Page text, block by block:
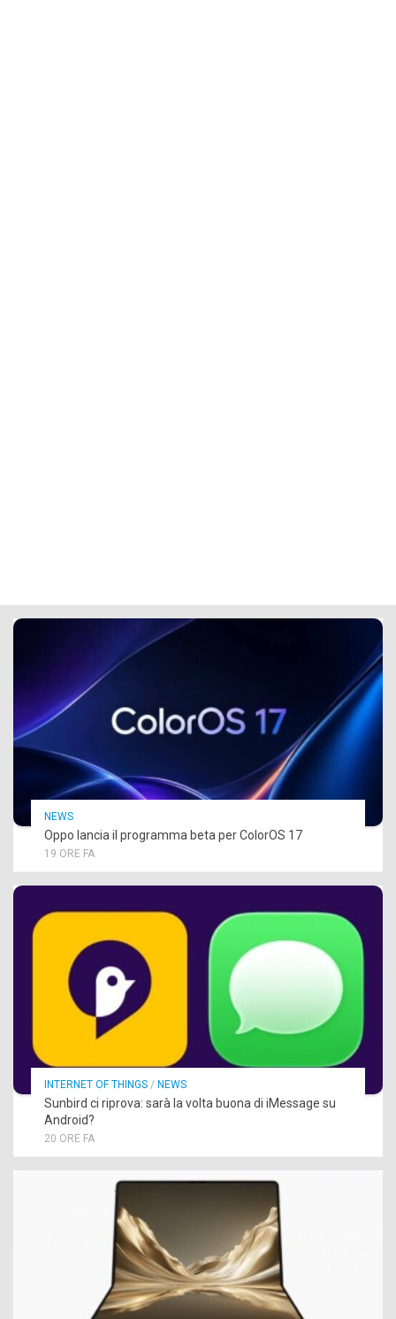
NEWS
Oppo lancia il programma beta per ColorOS 17
19 ORE FA
INTERNET OF THINGS / NEWS
Sunbird ci riprova: sarà la volta buona di iMessage su
Android?
20 ORE FA